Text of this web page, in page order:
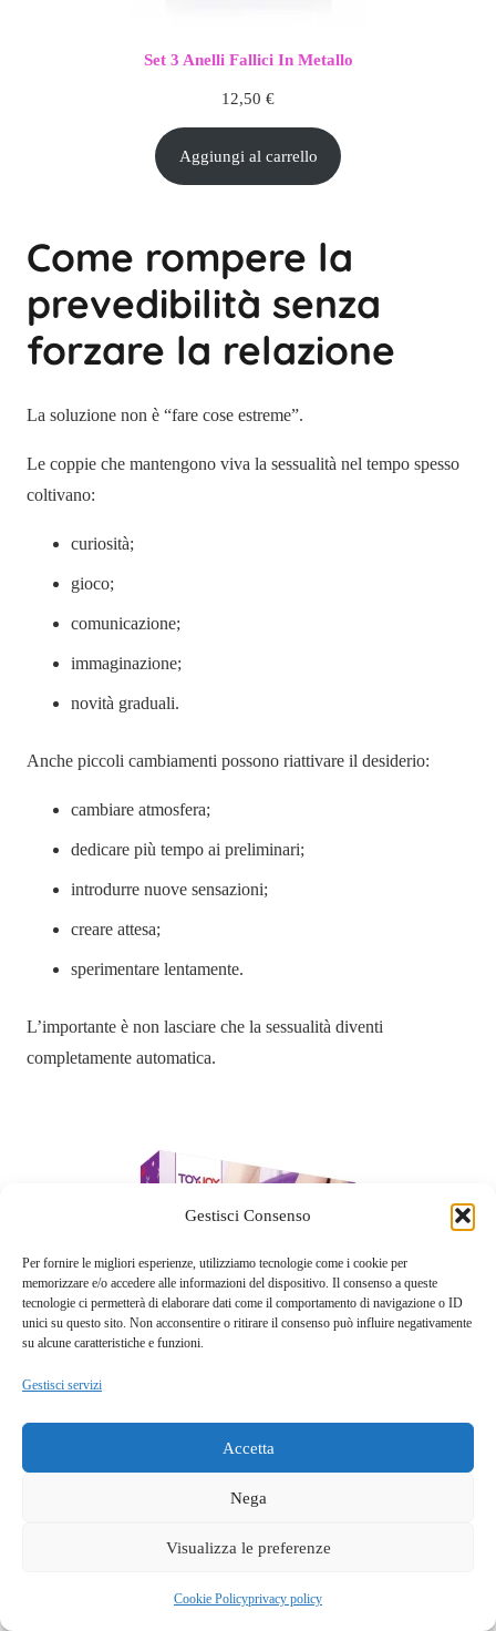
Gestisci Consenso
Per fornire le migliori esperienze, utilizziamo tecnologie come i cookie per
memorizzare e/o accedere alle informazioni del dispositivo. Il consenso a queste
tecnologie ci permetterà di elaborare dati come il comportamento di navigazione o ID
unici su questo sito. Non acconsentire o ritirare il consenso può influire negativamente
su alcune caratteristiche e funzioni.
Gestisci servizi
Accetta
Nega
Visualizza le preferenze
Cookie Policyprivacy policy
Set 3 Anelli Fallici In Metallo
12,50 €
Aggiungi al carrello
Come rompere la
prevedibilità senza
forzare la relazione
La soluzione non è “fare cose estreme”.
Le coppie che mantengono viva la sessualità nel tempo spesso
coltivano:
curiosità;
gioco;
comunicazione;
immaginazione;
novità graduali.
Anche piccoli cambiamenti possono riattivare il desiderio:
cambiare atmosfera;
dedicare più tempo ai preliminari;
introdurre nuove sensazioni;
creare attesa;
sperimentare lentamente.
L’importante è non lasciare che la sessualità diventi
completamente automatica.
Set Regalo Coppia Romantico
37,50
Aggiungi al carrello
privacy policy